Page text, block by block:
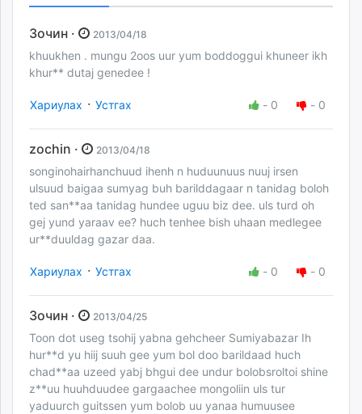
Зочин · 2013/04/18
khuukhen . mungu 2oos uur yum boddoggui khuneer ikh
khur** dutaj genedee !
Хариулах · Устгах - 0 - 0
zochin · 2013/04/18
songinohairhanchuud ihenh n huduunuus nuuj irsen
ulsuud baigaa sumyag buh barilddagaar n tanidag boloh
ted san**aa tanidag hundee uguu biz dee. uls turd oh
gej yund yaraav ee? huch tenhee bish uhaan medlegee
ur**duuldag gazar daa.
Хариулах · Устгах - 0 - 0
Зочин · 2013/04/25
Toon dot useg tsohij yabna gehcheer Sumiyabazar Ih
hur**d yu hiij suuh gee yum bol doo barildaad huch
chad**aa uzeed yabj bhgui dee undur bolobsroltoi shine
z**uu huuhduudee gargaachee mongoliin uls tur
yaduurch guitssen yum bolob uu yanaa humuusee